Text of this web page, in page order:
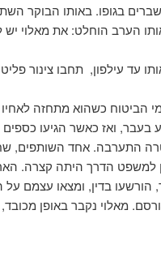
בגופו. באותו הבוקר
הערב הוחלט: את מאלוי
עד עילפון, תחבו צינור
הביטוח כשהוא מתחזה לאחיו
ואז כאשר הגיעו
התערבה. אחד השותפים,
למשפט הדרך היתה קצרה.
הורשעו בדין, ומצאו עצמם
מאלוי נקבר באופן